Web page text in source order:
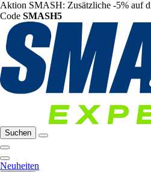
Aktion SMASH: Zusätzliche -5% auf
Code SMASH5
Suchen
Neuheiten